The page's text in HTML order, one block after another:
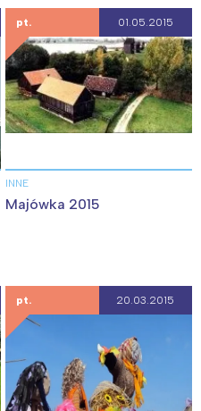
pt. 01.05.2015
INNE
Majówka 2015
pt. 20.03.2015